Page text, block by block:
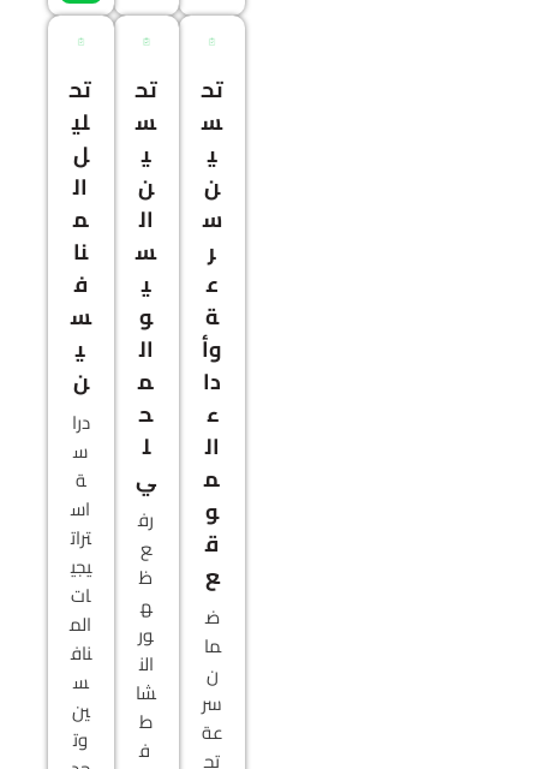
تح
س
ي
ن
س
ر
ع
ة
وأ
دا
ء
ال
م
و
ق
ع
ض
ما
ن
سر
عة
تح
تح
س
ي
ن
ال
س
ي
و
ال
م
ح
ل
ي
رف
ع
ظ
ه
ور
الن
شا
ط
ف
تح
لي
ل
ال
م
نا
ف
س
ي
ن
درا
س
ة
اس
ترات
يجي
ات
الم
ناف
س
ين
وت